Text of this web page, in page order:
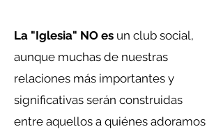
La "Iglesia" NO es un club social,
aunque muchas de nuestras
relaciones más importantes y
significativas serán construidas
entre aquellos a quiénes adoramos